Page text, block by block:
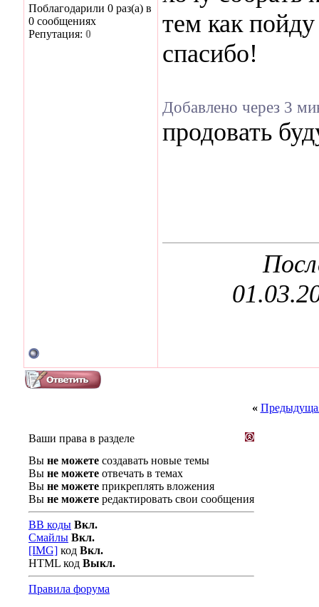
Поблагодарили 0 раз(а) в
0 сообщениях
Репутация: 0
тем как
спасибо!
Добавлено через 3
продовать
«
Ваши права в разделе
Вы не можете создавать новые темы
Вы не можете отвечать в темах
Вы не можете прикреплять вложения
Вы не можете редактировать свои сообщения
BB коды Вкл.
Смайлы Вкл.
[IMG] код Вкл.
HTML код Выкл.
Правила форума